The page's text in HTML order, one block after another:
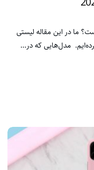
ما در این مقاله لیستی
مدل‌هایی که در...